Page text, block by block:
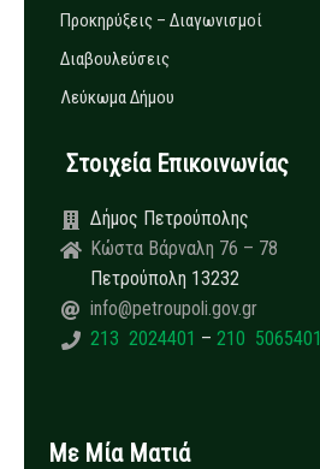
Προκηρύξεις – Διαγωνισμοί
Διαβουλεύσεις
Λεύκωμα Δήμου
Στοιχεία Επικοινωνίας
Δήμος Πετρούπολης
Κώστα Βάρναλη 76 – 78
Πετρούπολη 13232
info@petroupoli.gov.gr
213 2024401 – 210 5065401
Με Μία Ματιά